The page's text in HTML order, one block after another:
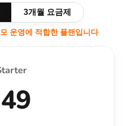
3개월 요금제
운영에 적합한 플랜입니다
49